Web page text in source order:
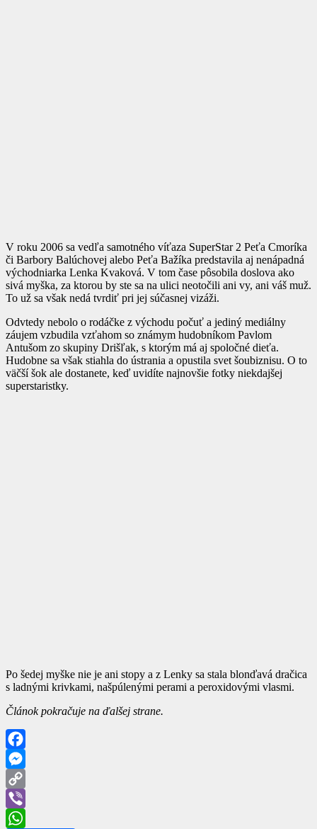
V roku 2006 sa vedľa samotného víťaza SuperStar 2 Peťa Cmoríka
či Barbory Balúchovej alebo Peťa Bažíka predstavila aj nenápadná
východniarka Lenka Kvaková. V tom čase pôsobila doslova ako
sivá myška, za ktorou by ste sa na ulici neotočili ani vy, ani váš muž.
To už sa však nedá tvrdiť pri jej súčasnej vizáži.
Odvtedy nebolo o rodáčke z východu počuť a jediný mediálny
záujem vzbudila vzťahom so známym hudobníkom Pavlom
Antušom zo skupiny Drišľak, s ktorým má aj spoločné dieťa.
Hudobne sa však stiahla do ústrania a opustila svet šoubiznisu. O to
väčší šok ale dostanete, keď uvidíte najnovšie fotky niekdajšej
superstaristky.
Po šedej myške nie je ani stopy a z Lenky sa stala blonďavá dračica
s ladnými krivkami, našpúlenými perami a peroxidovými vlasmi.
Článok pokračuje na ďalšej strane.
Facebook
Messenger
Copy
Link
Viber